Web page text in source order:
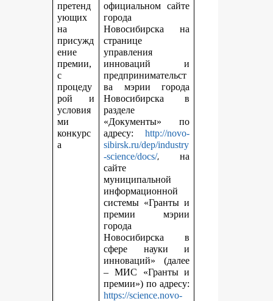
претенд
ующих
на
присужд
ение
премии,
с
процеду
рой и
условия
ми
конкурс
а
официальном сайте
города
Новосибирска на
странице
управления
инноваций и
предпринимательст
ва мэрии города
Новосибирска в
разделе
«Документы» по
адресу:http://novo-
sibirsk.ru/dep/industry
-science/docs/,на
сайте
муниципальной
информационной
системы «Гранты и
премии мэрии
города
Новосибирска в
сфере науки и
инноваций» (далее
– МИС «Гранты и
премии») по адресу:
https://science.novo-